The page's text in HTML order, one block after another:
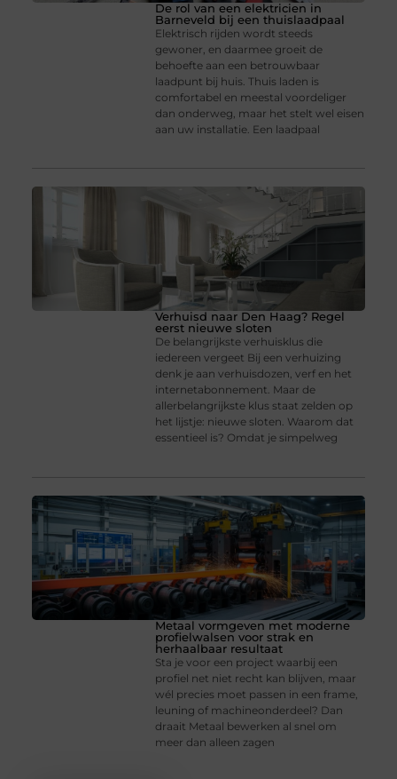
De rol van een elektricien in
Barneveld bij een thuislaadpaal
Elektrisch rijden wordt steeds
gewoner, en daarmee groeit de
behoefte aan een betrouwbaar
laadpunt bij huis. Thuis laden is
comfortabel en meestal voordeliger
dan onderweg, maar het stelt wel eisen
aan uw installatie. Een laadpaal
Verhuisd naar Den Haag? Regel
eerst nieuwe sloten
De belangrijkste verhuisklus die
iedereen vergeet Bij een verhuizing
denk je aan verhuisdozen, verf en het
internetabonnement. Maar de
allerbelangrijkste klus staat zelden op
het lijstje: nieuwe sloten. Waarom dat
essentieel is? Omdat je simpelweg
Metaal vormgeven met moderne
profielwalsen voor strak en
herhaalbaar resultaat
Sta je voor een project waarbij een
profiel net niet recht kan blijven, maar
wél precies moet passen in een frame,
leuning of machineonderdeel? Dan
draait Metaal bewerken al snel om
meer dan alleen zagen